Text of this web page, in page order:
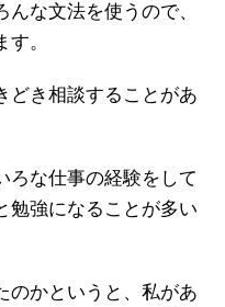
な文法を使うので、
。
どき相談することがあ
ろな仕事の経験をして
勉強になることが多い
のかというと、私があ